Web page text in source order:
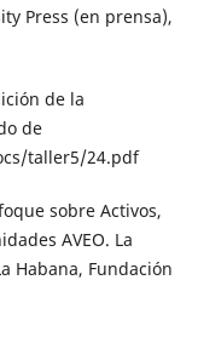
Press (en prensa),
de la
de
taller5/24.pdf
sobre Activos,
AVEO. La
Habana, Funda­ción